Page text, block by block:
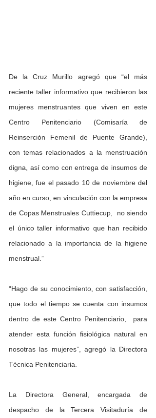
De la Cruz Murillo agregó que “el más
reciente taller informativo que recibieron las
mujeres menstruantes que viven en este
Centro Penitenciario (Comisaría de
Reinserción Femenil de Puente Grande),
con temas relacionados a la menstruación
digna, así como con entrega de insumos de
higiene, fue el pasado 10 de noviembre del
año en curso, en vinculación con la empresa
de Copas Menstruales Cuttiecup,  no siendo
el único taller informativo que han recibido
relacionado a la importancia de la higiene
menstrual.”
“Hago de su conocimiento, con satisfacción,
que todo el tiempo se cuenta con insumos
dentro de este Centro Penitenciario,  para
atender esta función fisiológica natural en
nosotras las mujeres”, agregó la Directora
Técnica Penitenciaria.
La Directora General, encargada de
despacho de la Tercera Visitaduría de